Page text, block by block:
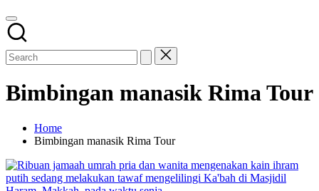
Bimbingan manasik Rima Tour
Home
Bimbingan manasik Rima Tour